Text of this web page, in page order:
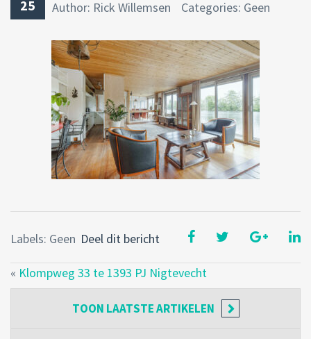
25 Author: Rick Willemsen Categories: Geen
Deel dit bericht
Labels: Geen
« Klompweg 33 te 1393 PJ Nigtevecht
TOON LAATSTE ARTIKELEN